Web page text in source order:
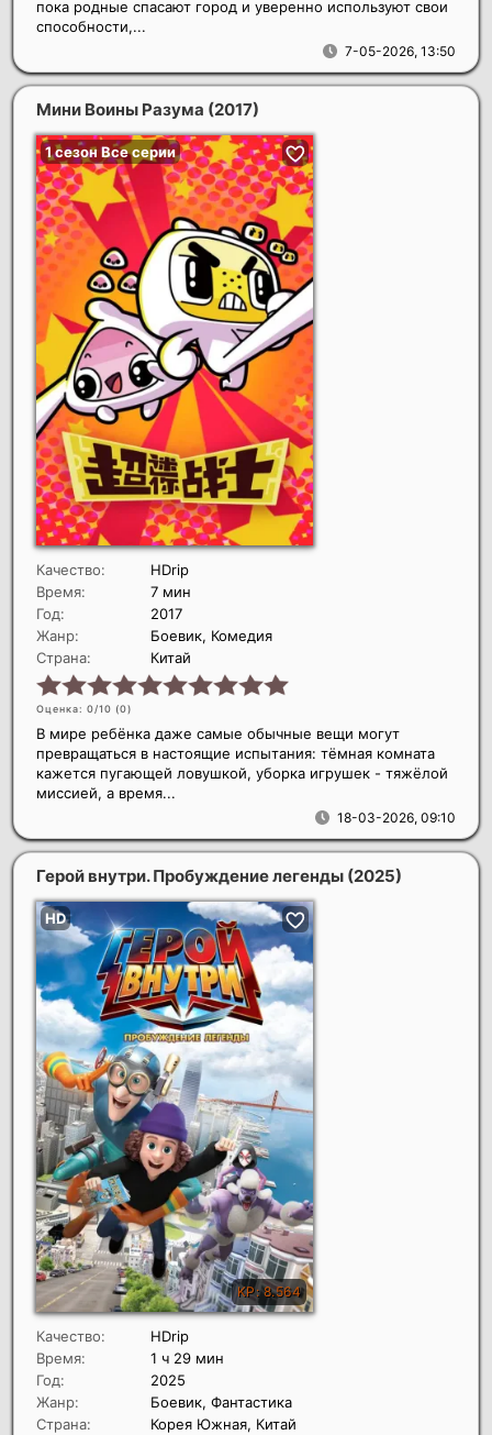
7-05-2026, 13:50
пока родные спасают город и уверенно используют свои
способности,...
Мини Воины Разума (2017)
Качество:
HDrip
Время:
7 мин
Год:
2017
Жанр:
Боевик, Комедия
Страна:
Китай
Оценка: 0/10 (0)
18-03-2026, 09:10
В мире ребёнка даже самые обычные вещи могут
превращаться в настоящие испытания: тёмная комната
кажется пугающей ловушкой, уборка игрушек - тяжёлой
миссией, а время...
Герой внутри. Пробуждение легенды (2025)
Качество:
HDrip
Время:
1 ч 29 мин
Год:
2025
Жанр:
Боевик, Фантастика
Страна:
Корея Южная, Китай